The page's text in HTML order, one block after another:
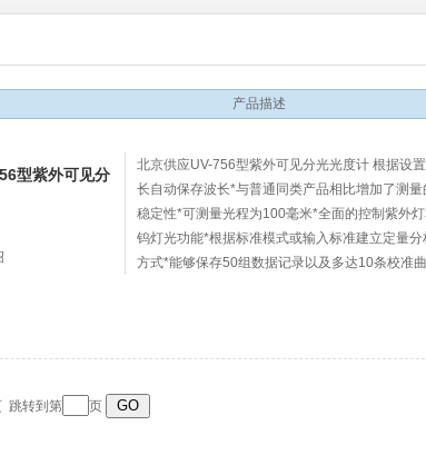
产品描述
型紫外可见分
北京供应UV-756型紫外可见分光光度计 根据设
长自动保存波长*与普通同类产品相比增加了测量
稳定性*可测量光程为100毫米*全面的控制紫外
钨灯光功能*根据标准模式或输入标准建立定量分
方式*能够保存50组数据记录以及多达10条校准
跳转到第 页